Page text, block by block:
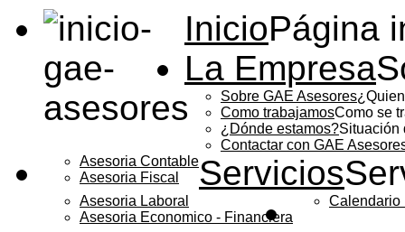
InicioPágina
La Empresa
Sobre GAE Asesores
Como trabajamosComo se
¿Dónde estamos?Situación
Contactar con GAE
Servicios
Asesoria Contable
Asesoria Fiscal
Asesoria Laboral
Asesoria Economico - Financiera
Calendario